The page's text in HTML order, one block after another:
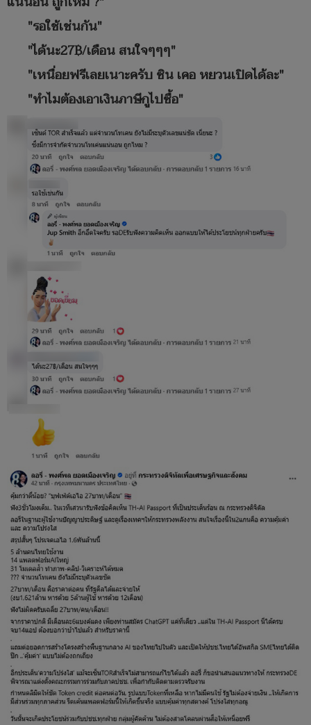
"รอใช้เช่นกัน"
"ได้นะ27฿/เดือน สนใจๆๆๆ"
"เหนื่อยฟรีเลยเนาะครับ ซิน เคอ หยวนเปิดได้ละ"
"ทำไมต้องเอาเงินภาษีกูไปซื้อ"